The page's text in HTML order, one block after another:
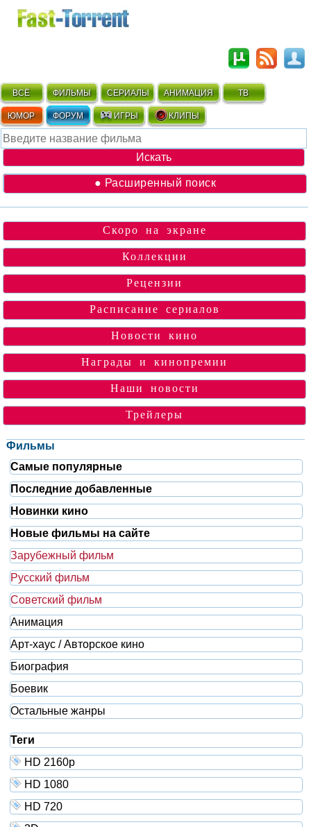
ВСЁ ФИЛЬМЫ СЕРИАЛЫ АНИМАЦИЯ ТВ
ЮМОР ФОРУМ ИГРЫ КЛИПЫ
● Расширенный поиск
Скоро на экране
Коллекции
Рецензии
Расписание сериалов
Новости кино
Награды и кинопремии
Наши новости
Трейлеры
Фильмы
Самые популярные
Последние добавленные
Новинки кино
Новые фильмы на сайте
Зарубежный фильм
Русский фильм
Советский фильм
Анимация
Арт-хаус / Авторское кино
Биография
Боевик
Остальные жанры
Теги
HD 2160р
HD 1080
HD 720